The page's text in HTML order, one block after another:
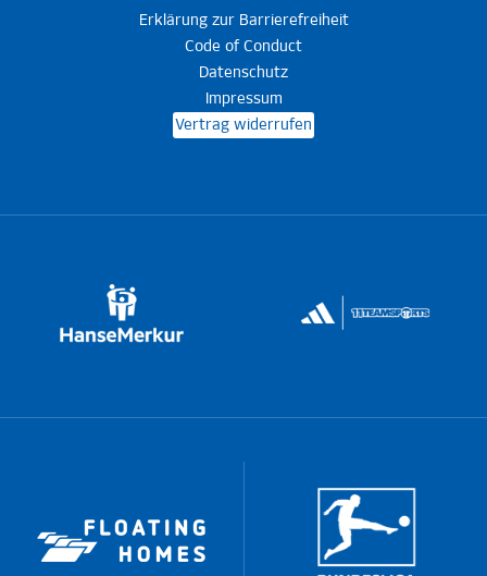
Erklärung zur Barrierefreiheit
Code of Conduct
Datenschutz
Impressum
Vertrag widerrufen